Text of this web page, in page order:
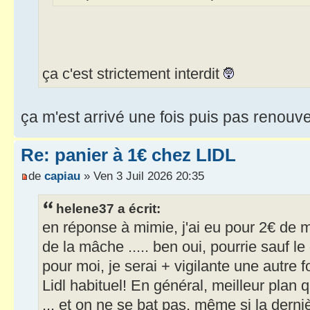
ça c'est strictement interdit
ça m'est arrivé une fois puis pas
Re: panier à 1€ chez LIDL
de capiau » Ven 3 Juil 2026 20:35
helene37 a écrit:
en réponse à mimie, j'ai eu pour 2€ de
de la mâche ..... ben oui, pourrie sauf
pour moi, je serai + vigilante une autre
Lidl habituel! En général, meilleur plan
... et on ne se bat pas, même si la